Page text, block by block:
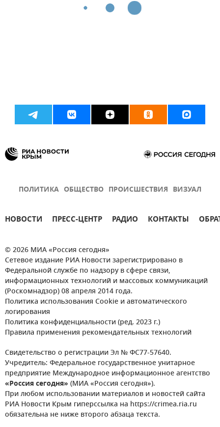
ПОЛИТИКА ОБЩЕСТВО ПРОИСШЕСТВИЯ ВИЗУАЛ
НОВОСТИ ПРЕСС-ЦЕНТР РАДИО КОНТАКТЫ
© 2026 МИА «Россия сегодня»
Сетевое издание РИА Новости зарегистрировано в
Федеральной службе по надзору в сфере связи,
информационных технологий и массовых коммуникаций
(Роскомнадзор) 08 апреля 2014 года.
Политика использования Cookie и автоматического
логирования
Политика конфиденциальности (ред. 2023 г.)
Правила применения рекомендательных технологий
Свидетельство о регистрации Эл № ФС77-57640.
Учредитель: Федеральное государственное унитарное
предприятие Международное информационное агентство
«Россия сегодня» (МИА «Россия сегодня»).
При любом использовании материалов и новостей сайта
РИА Новости Крым гиперссылка на https://crimea.ria.ru
обязательна не ниже второго абзаца текста.